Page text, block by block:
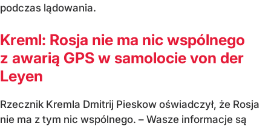
podczas lądowania.
Kreml: Rosja nie ma nic wspólnego
z awarią GPS w samolocie von der
Leyen
Rzecznik Kremla Dmitrij Pieskow oświadczył, że Rosja
nie ma z tym nic wspólnego. – Wasze informacje są